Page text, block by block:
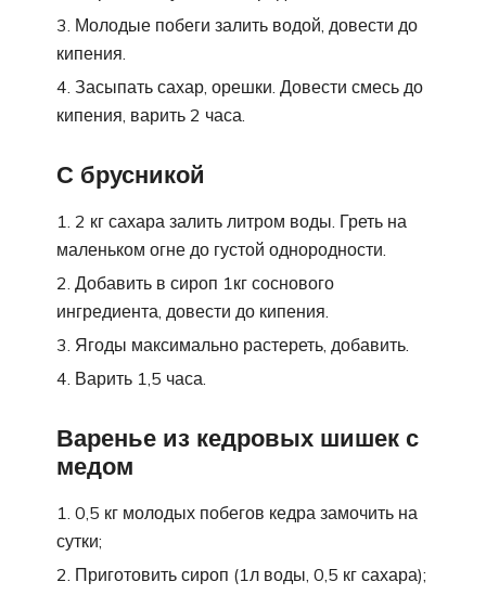
Молодые побеги залить водой, довести до
кипения.
Засыпать сахар, орешки. Довести смесь до
кипения, варить 2 часа.
С брусникой
2 кг сахара залить литром воды. Греть на
маленьком огне до густой однородности.
Добавить в сироп 1кг соснового
ингредиента, довести до кипения.
Ягоды максимально растереть, добавить.
Варить 1,5 часа.
Варенье из кедровых шишек с
медом
0,5 кг молодых побегов кедра замочить на
сутки;
Приготовить сироп (1л воды, 0,5 кг сахара);